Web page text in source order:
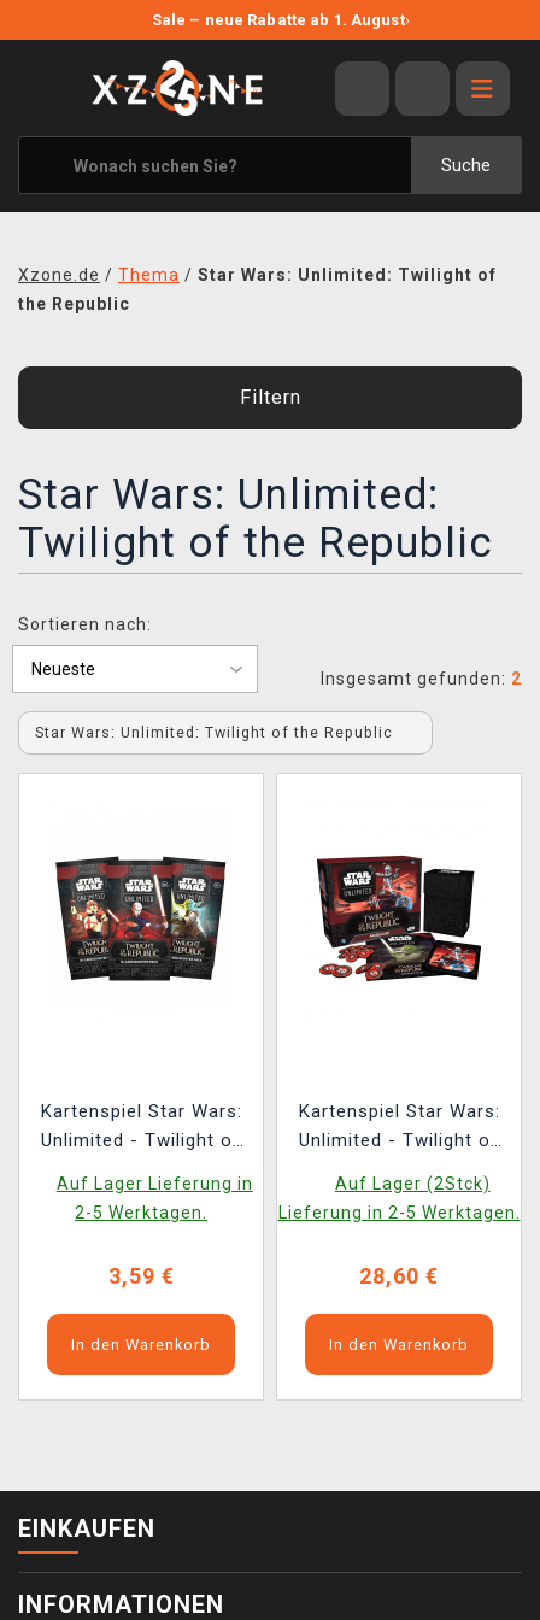
Sale – neue Rabatte ab 1. August›
Suche
ANGEBOTE
ALLE MARKEN
XZONE ORIGINALS
KLEIDUNG & ACCESSOIRES
BÜCHER & COMICS
VERSAND
XZONE CLUB
Xzone.de / Thema / Star Wars: Unlimited: Twilight of
the Republic
Filtern
Star Wars: Unlimited:
Twilight of the Republic
Sortieren nach:
Insgesamt gefunden: 2
Star Wars: Unlimited: Twilight of the Republic
Kartenspiel Star Wars:
Unlimited - Twilight of
(16 Karten) (ENGLISCHE
VERSION)
Auf Lager Lieferung in
2-5 Werktagen.
3,59 €
In den Warenkorb
Kartenspiel Star Wars:
Unlimited - Twilight of
Pack (ENGLISCHE
VERSION)
Auf Lager (2Stck)
Lieferung in 2-5 Werktagen.
28,60 €
In den Warenkorb
EINKAUFEN
INFORMATIONEN